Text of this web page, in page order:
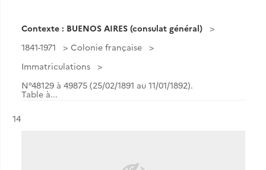
Contexte : BUENOS AIRES (consulat général)
1841-1971
Colonie française
Immatriculations
N°48129 à 49875 (25/02/1891 au 11/01/1892).
Table à...
Résultat n°
14